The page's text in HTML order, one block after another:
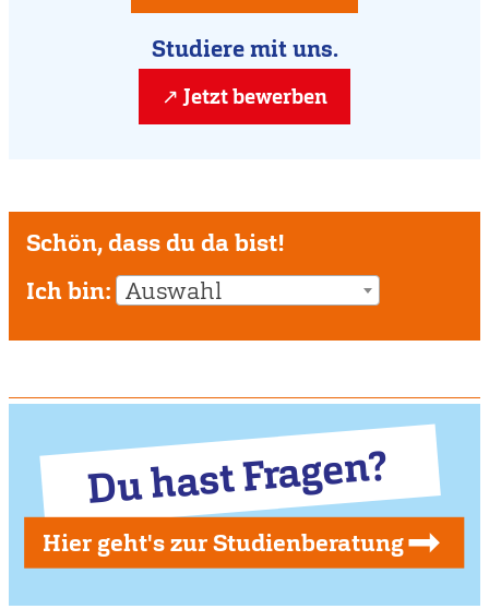
Studiere mit uns.
Jetzt bewerben
Schön, dass du da bist!
Ich bin: Auswahl
Du hast Fragen?
Hier geht's zur Studienberatung